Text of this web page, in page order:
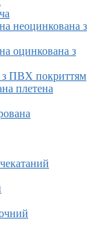
неоцинкована з
оцинкована з
з ПВХ покриттям
плетена